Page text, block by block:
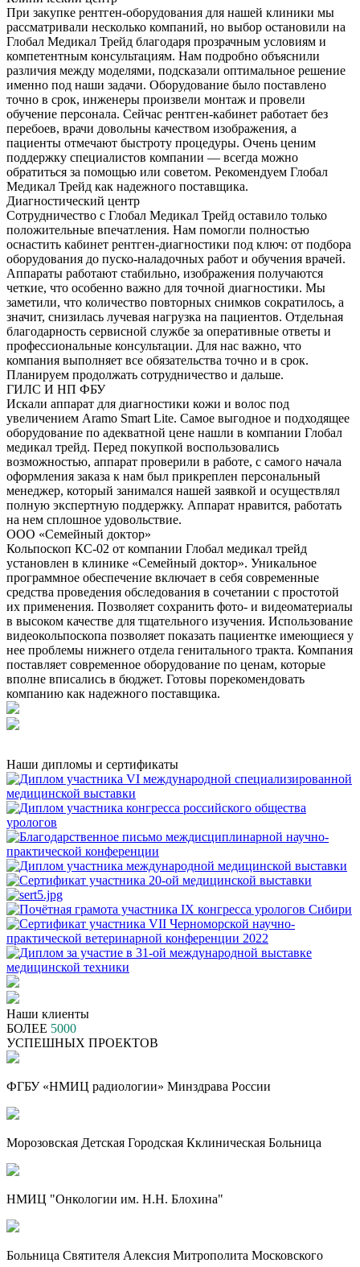
При закупке рентген-оборудования для нашей клиники мы
рассматривали несколько компаний, но выбор остановили на
Глобал Медикал Трейд благодаря прозрачным условиям и
компетентным консультациям. Нам подробно объяснили
различия между моделями, подсказали оптимальное решение
именно под наши задачи. Оборудование было поставлено
точно в срок, инженеры произвели монтаж и провели
обучение персонала. Сейчас рентген-кабинет работает без
перебоев, врачи довольны качеством изображения, а
пациенты отмечают быстроту процедуры. Очень ценим
поддержку специалистов компании — всегда можно
обратиться за помощью или советом. Рекомендуем Глобал
Медикал Трейд как надежного поставщика.
Диагностический центр
Сотрудничество с Глобал Медикал Трейд оставило только
положительные впечатления. Нам помогли полностью
оснастить кабинет рентген-диагностики под ключ: от подбора
оборудования до пуско-наладочных работ и обучения врачей.
Аппараты работают стабильно, изображения получаются
четкие, что особенно важно для точной диагностики. Мы
заметили, что количество повторных снимков сократилось, а
значит, снизилась лучевая нагрузка на пациентов. Отдельная
благодарность сервисной службе за оперативные ответы и
профессиональные консультации. Для нас важно, что
компания выполняет все обязательства точно и в срок.
Планируем продолжать сотрудничество и дальше.
ГИЛС И НП ФБУ
Искали аппарат для диагностики кожи и волос под
увеличением Aramo Smart Lite. Самое выгодное и подходящее
оборудование по адекватной цене нашли в компании Глобал
медикал трейд. Перед покупкой воспользовались
возможностью, аппарат проверили в работе, с самого начала
оформления заказа к нам был прикреплен персональный
менеджер, который занимался нашей заявкой и осуществлял
полную экспертную поддержку. Аппарат нравится, работать
на нем сплошное удовольствие.
ООО «Семейный доктор»
Кольпоскоп КС-02 от компании Глобал медикал трейд
установлен в клинике «Семейный доктор». Уникальное
программное обеспечение включает в себя современные
средства проведения обследования в сочетании с простотой
их применения. Позволяет сохранить фото- и видеоматериалы
в высоком качестве для тщательного изучения. Использование
видеокольпоскопа позволяет показать пациентке имеющиеся у
нее проблемы нижнего отдела генитального тракта. Компания
поставляет современное оборудование по ценам, которые
вполне вписались в бюджет. Готовы порекомендовать
компанию как надежного поставщика.
Наши дипломы и сертификаты
Наши клиенты
БОЛЕЕ 5000
УСПЕШНЫХ ПРОЕКТОВ
ФГБУ «НМИЦ радиологии» Минздрава России
Морозовская Детская Городская Кклиническая Больница
НМИЦ "Онкологии им. Н.Н. Блохина"
Больница Святителя Алексия Митрополита Московского